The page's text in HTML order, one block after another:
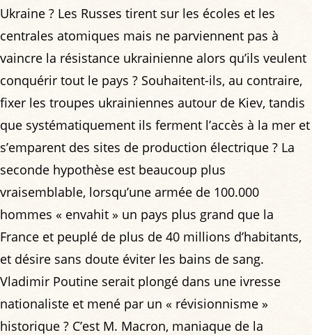
Ukraine ? Les Russes tirent sur les écoles et les
centrales atomiques mais ne parviennent pas à
vaincre la résistance ukrainienne alors qu’ils veulent
conquérir tout le pays ? Souhaitent-ils, au contraire,
fixer les troupes ukrainiennes autour de Kiev, tandis
que systématiquement ils ferment l’accès à la mer et
s’emparent des sites de production électrique ? La
seconde hypothèse est beaucoup plus
vraisemblable, lorsqu’une armée de 100.000
hommes « envahit » un pays plus grand que la
France et peuplé de plus de 40 millions d’habitants,
et désire sans doute éviter les bains de sang.
Vladimir Poutine serait plongé dans une ivresse
nationaliste et mené par un « révisionnisme »
historique ? C’est M. Macron, maniaque de la